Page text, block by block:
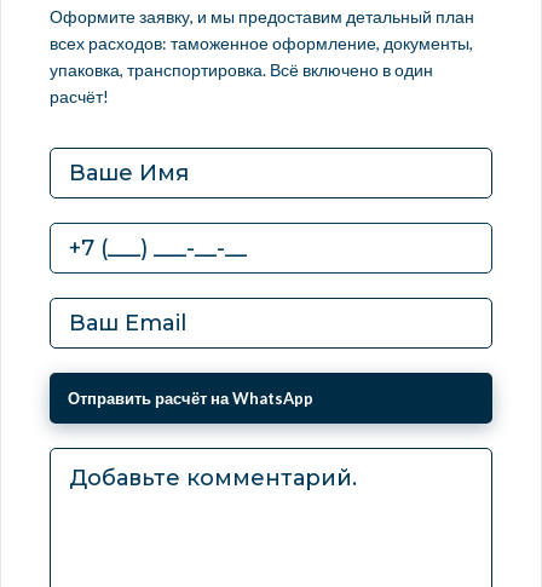
Оформите заявку, и мы предоставим детальный план
всех расходов: таможенное оформление, документы,
упаковка, транспортировка. Всё включено в один
расчёт!